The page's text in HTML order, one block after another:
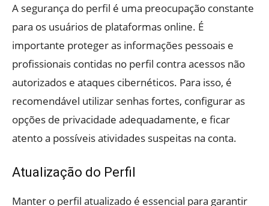
A segurança do perfil é uma preocupação constante
para os usuários de plataformas online. É
importante proteger as informações pessoais e
profissionais contidas no perfil contra acessos não
autorizados e ataques cibernéticos. Para isso, é
recomendável utilizar senhas fortes, configurar as
opções de privacidade adequadamente, e ficar
atento a possíveis atividades suspeitas na conta.
Atualização do Perfil
Manter o perfil atualizado é essencial para garantir